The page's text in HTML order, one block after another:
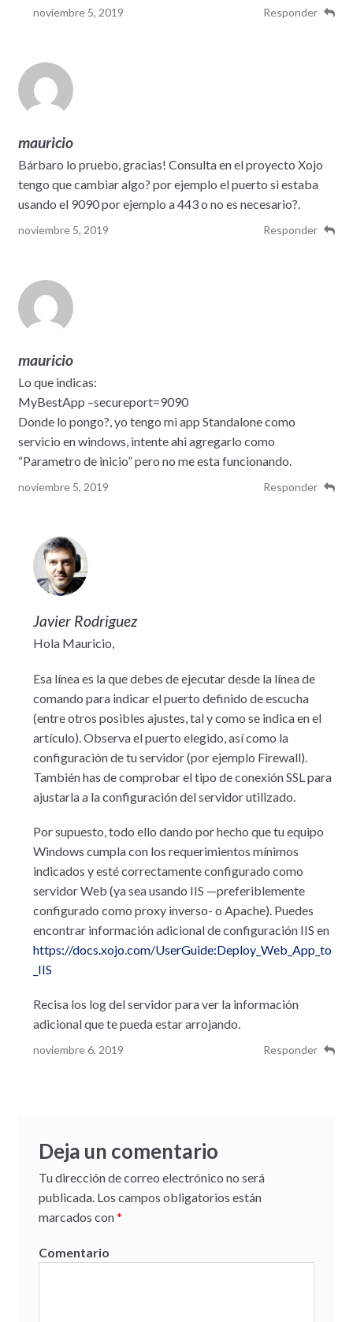
noviembre 5, 2019 Responder
mauricio
Bárbaro lo pruebo, gracias! Consulta en el proyecto Xojo
tengo que cambiar algo? por ejemplo el puerto si estaba
usando el 9090 por ejemplo a 443 o no es necesario?.
noviembre 5, 2019 Responder
mauricio
Lo que indicas:
MyBestApp –secureport=9090
Donde lo pongo?, yo tengo mi app Standalone como
servicio en windows, intente ahi agregarlo como
“Parametro de inicio” pero no me esta funcionando.
noviembre 5, 2019 Responder
Javier Rodriguez
Hola Mauricio,
Esa línea es la que debes de ejecutar desde la línea de
comando para indicar el puerto definido de escucha
(entre otros posibles ajustes, tal y como se indica en el
artículo). Observa el puerto elegido, así como la
configuración de tu servidor (por ejemplo Firewall).
También has de comprobar el tipo de conexión SSL para
ajustarla a la configuración del servidor utilizado.
Por supuesto, todo ello dando por hecho que tu equipo
Windows cumpla con los requerimientos mínimos
indicados y esté correctamente configurado como
servidor Web (ya sea usando IIS —preferiblemente
configurado como proxy inverso- o Apache). Puedes
encontrar información adicional de configuración IIS en
https://docs.xojo.com/UserGuide:Deploy_Web_App_to
_IIS
Recisa los log del servidor para ver la información
adicional que te pueda estar arrojando.
noviembre 6, 2019 Responder
Deja un comentario
Tu dirección de correo electrónico no será
publicada.Los campos obligatorios están
marcados con*
Comentario